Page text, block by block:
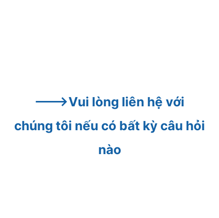
--->Vui lòng liên hệ với
chúng tôi nếu có bất kỳ câu hỏi
nào